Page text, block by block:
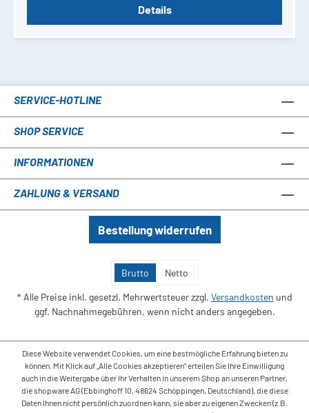
Details
SERVICE-HOTLINE
SHOP SERVICE
INFORMATIONEN
ZAHLUNG & VERSAND
Bestellung widerrufen
Brutto Netto
* Alle Preise inkl. gesetzl. Mehrwertsteuer zzgl. Versandkosten und
ggf. Nachnahmegebühren, wenn nicht anders angegeben.
Diese Website verwendet Cookies, um eine bestmögliche Erfahrung bieten zu
können. Mit Klick auf „Alle Cookies akzeptieren“ erteilen Sie Ihre Einwilligung
auch in die Weitergabe über Ihr Verhalten in unserem Shop an unseren Partner,
die shopware AG (Ebbinghoff 10, 48624 Schöppingen, Deutschland), die diese
Daten Ihnen nicht persönlich zuordnen kann, sie aber zu eigenen Zwecken (z.B.